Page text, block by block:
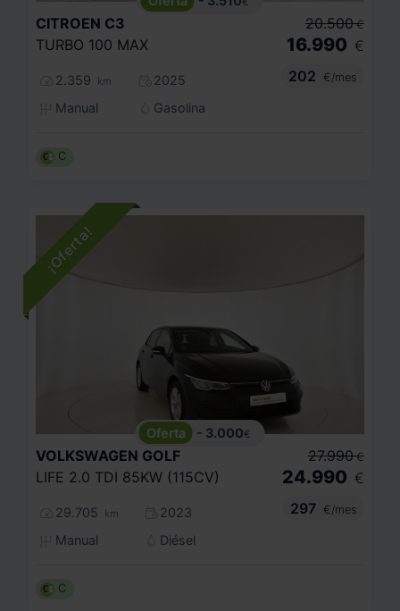
CITROEN C3
TURBO 100 MAX
2.359 km
2025
Manual
Gasolina
20.500 €
16.990 €
202
€/mes
C
- 3.000€
VOLKSWAGEN GOLF
LIFE 2.0 TDI 85KW (115CV)
29.705 km
2023
Manual
Diésel
27.990 €
24.990 €
297
€/mes
C